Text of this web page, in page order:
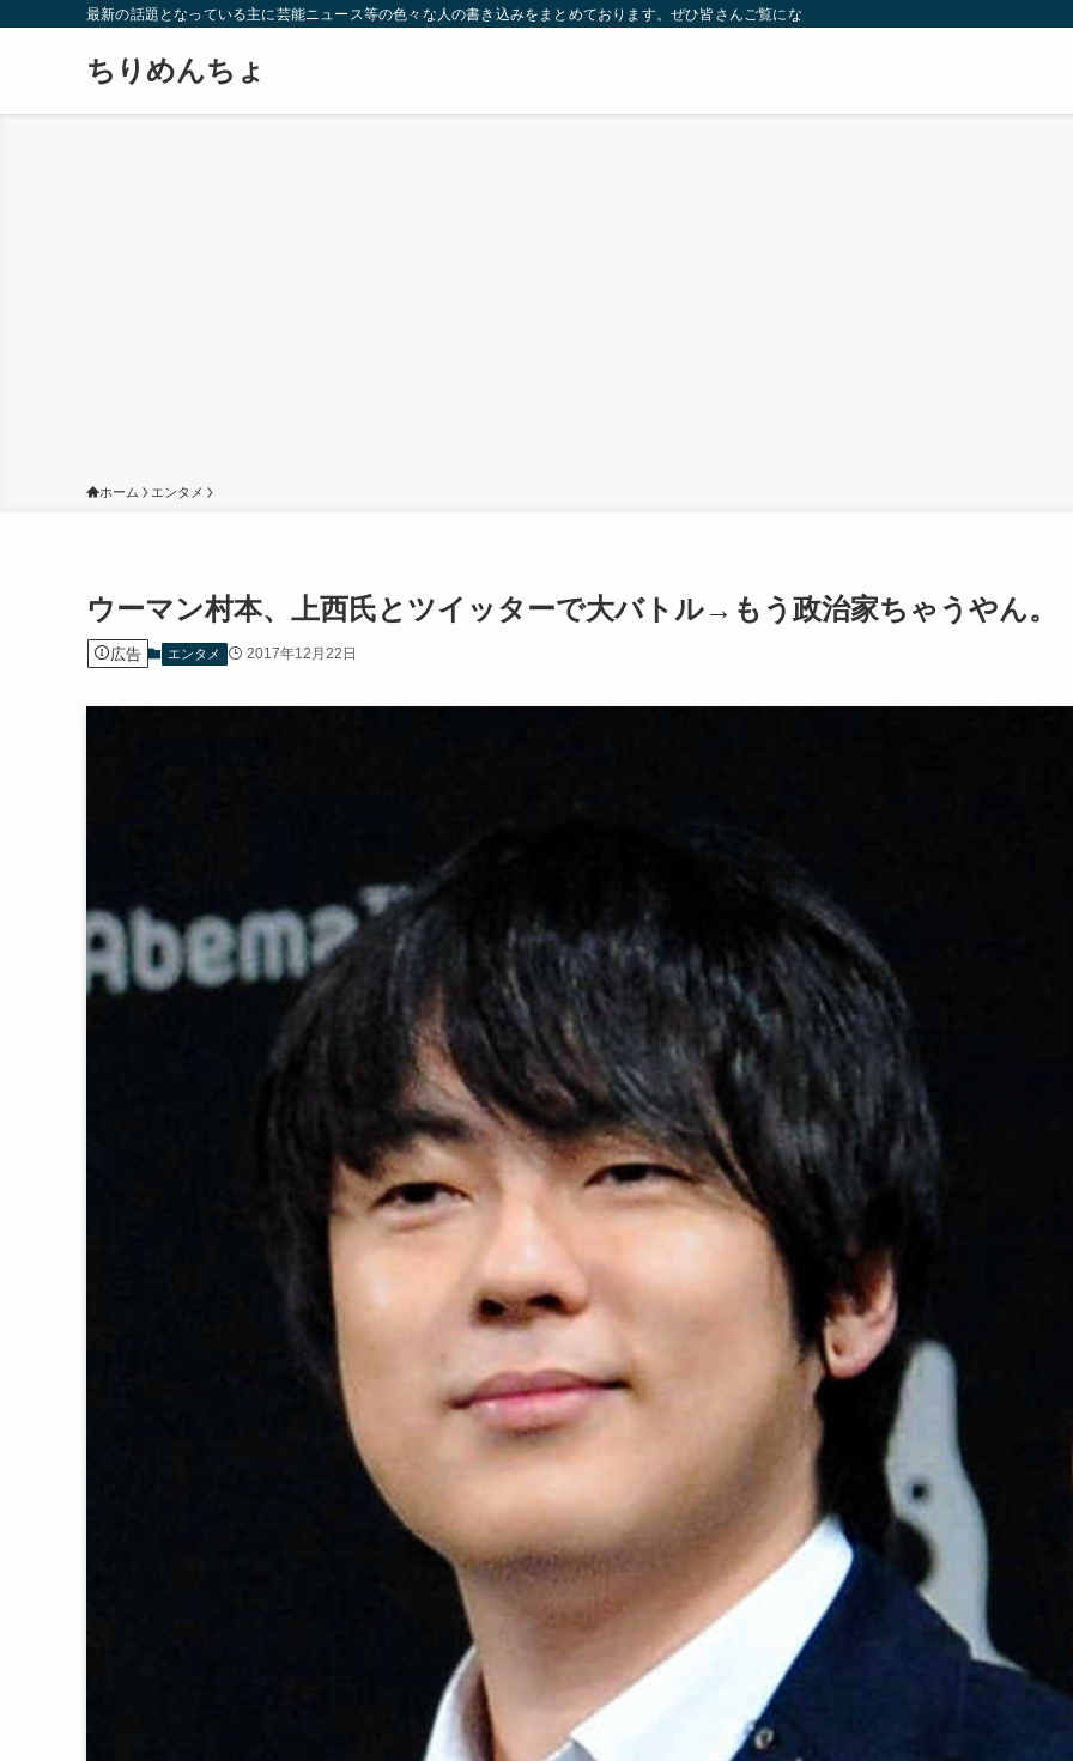
最新の話題となっている主に芸能ニュース等の色々な人の書き込みをまとめております。ぜひ皆さんご覧になっていってください。
ちりめんちょ
ホーム エンタメ
ウーマン村本、上西氏とツイッターで大バトル→もう政治家ちゃうやん。
広告 エンタメ 2017年12月22日